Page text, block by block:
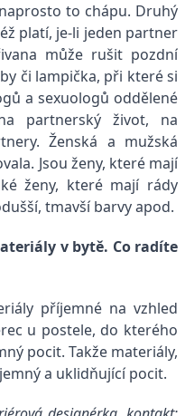
to chápu. Druhý
platí, je-li jeden partner
může rušit pozdní
či lampička, při které si
a sexuologů oddělené
partnerský život, na
Ženská a mužská
Jsou ženy, které mají
ženy, které mají rády
tmavší barvy apod.
v bytě. Co radíte
příjemné na vzhled
u postele, do kterého
pocit. Takže materiály,
a uklidňující pocit.